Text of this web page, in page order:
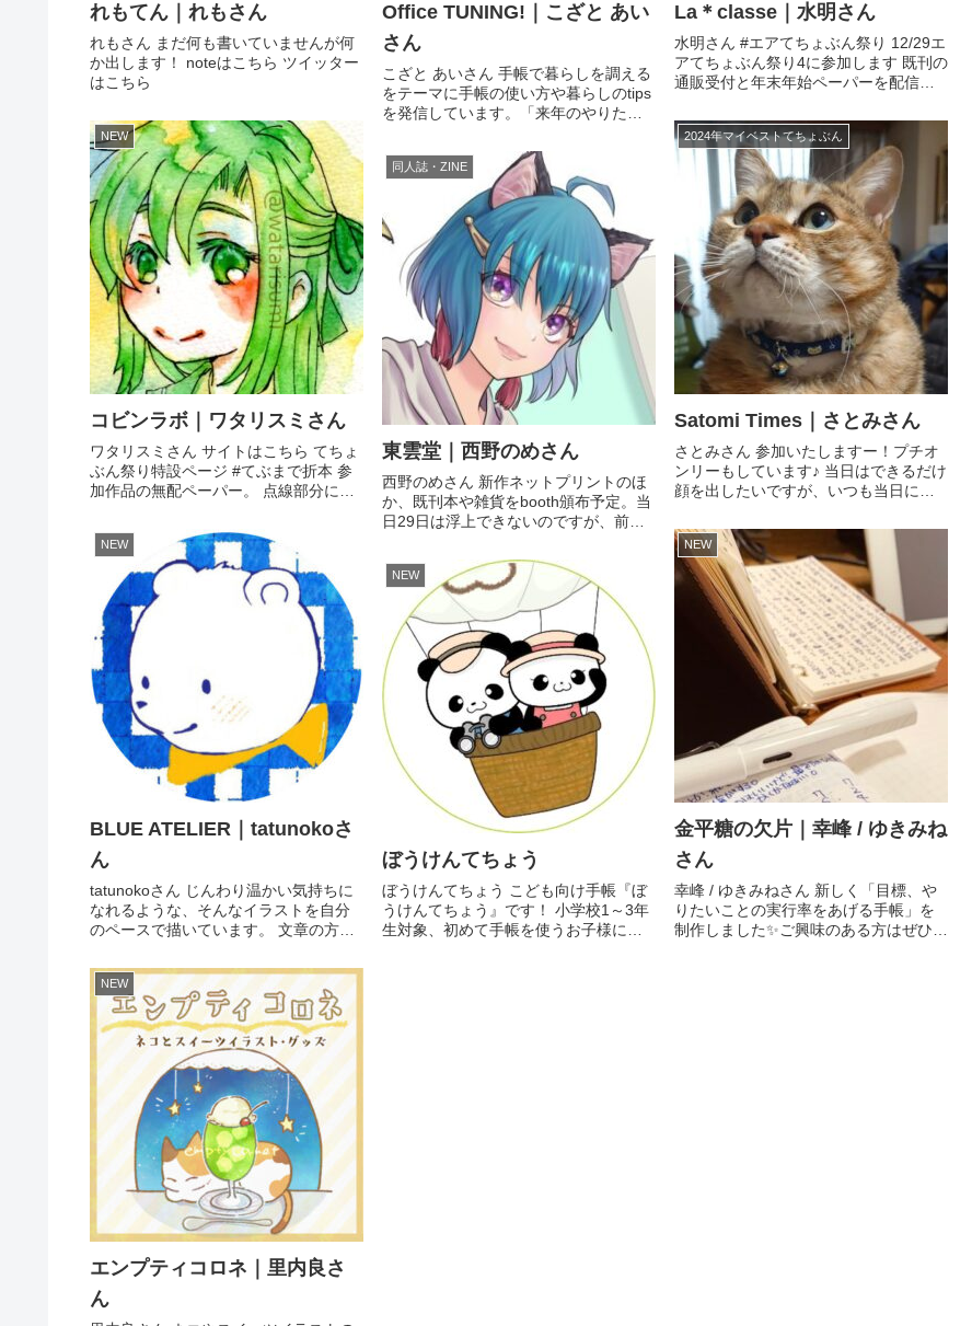
れもてん｜れもさん
れもさん まだ何も書いていませんが何
か出します！ noteはこちら ツイッター
はこちら
Office TUNING!｜こざと あい
さん
こざと あいさん 手帳で暮らしを調える
をテーマに手帳の使い方や暮らしのtips
を発信しています。「来年のやりたい
うなリフィル(ネットプリント)を今回用
意してます！ 手帳と暮らしのブログ&
各種SNSへのリンク...
La＊classe｜水明さん
水明さん #エアてちょぶん祭り 12/29エ
アてちょぶん祭り4に参加します 既刊の
通販受付と年末年始ペーパーを配信予
はこちら ツイッターはこちら
NEW
コビンラボ｜ワタリスミさん
ワタリスミさん サイトはこちら てちょ
ぶん祭り特設ページ #てぶまで折本 参
加作品の無配ペーパー。 点線部分に切
ります。 「A4サイズ普通紙・白黒」設
定で印刷代20円。 ★セブンイレブン
→24349956（...
2024年マイベストてちょぶん
Satomi Times｜さとみさん
さとみさん 参加いたしますー！プチオ
ンリーもしています♪ 当日はできるだけ
顔を出したいですが、いつも当日にな
しないでください…笑 あ！！やること
はちゃんとやるので、ご安心を！ まと
め｜litlink プチオ...
同人誌・ZINE
東雲堂｜西野のめさん
西野のめさん 新作ネットプリントのほ
か、既刊本や雑貨をbooth頒布予定。当
日29日は浮上できないのですが、前夜
ネプリ告知など行ないます。 通販はこ
ちら｜booth ツイッターはこちら
mixi2、Blue...
NEW
BLUE ATELIER｜tatunokoさ
ん
tatunokoさん じんわり温かい気持ちに
なれるような、そんなイラストを自分
のペースで描いています。 文章の方を
タルも勉強中です。 ハンドメイドは試
行錯誤中。 基本のんびりです。 フォロ
ーはご自由にどう...
NEW
金平糖の欠片｜幸峰 / ゆきみね
さん
幸峰 / ゆきみねさん 新しく「目標、や
りたいことの実行率をあげる手帳」を
制作しました✨ご興味のある方はぜひご
NEW
ぼうけんてちょう
ぼうけんてちょう こども向け手帳『ぼ
うけんてちょう』です！ 小学校1～3年
生対象、初めて手帳を使うお子様に使
NEW
エンプティコロネ｜里内良さ
ん